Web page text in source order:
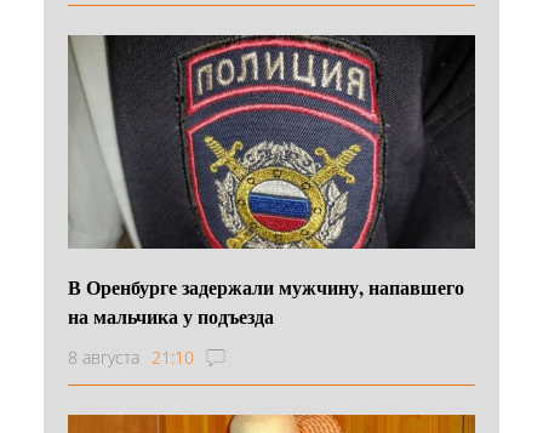
В Оренбурге задержали мужчину, напавшего
на мальчика у подъезда
8 августа 21:10